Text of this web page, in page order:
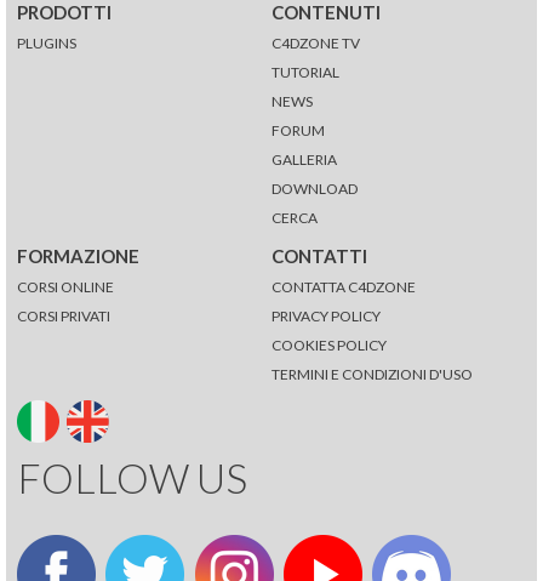
PRODOTTI
PLUGINS
CONTENUTI
C4DZONE TV
TUTORIAL
NEWS
FORUM
GALLERIA
DOWNLOAD
CERCA
FORMAZIONE
CORSI ONLINE
CORSI PRIVATI
CONTATTI
CONTATTA C4DZONE
PRIVACY POLICY
COOKIES POLICY
TERMINI E CONDIZIONI D'USO
FOLLOW US